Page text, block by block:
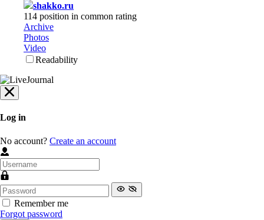
shakko.ru
114 position in common rating
Archive
Photos
Video
Readability
Log in
No account? Create an account
Remember me
Forgot password